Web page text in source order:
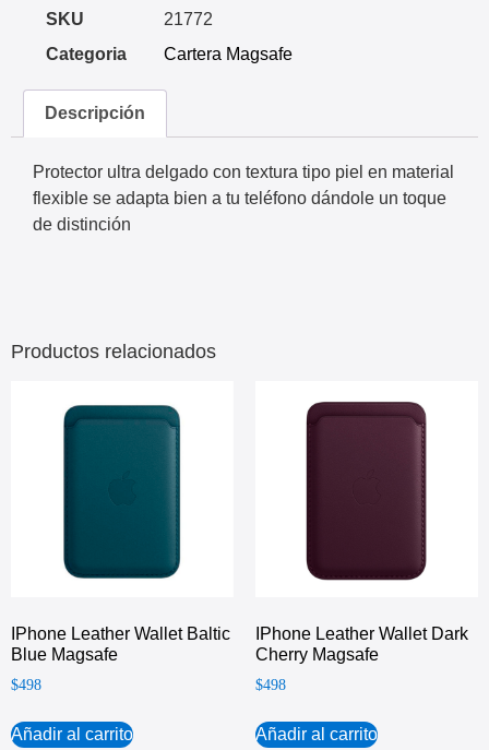
SKU
21772
Categoria
Cartera Magsafe
Descripción
Protector ultra delgado con textura tipo piel en material
flexible se adapta bien a tu teléfono dándole un toque
de distinción
Productos relacionados
IPhone Leather Wallet Baltic
Blue Magsafe
$498
Añadir al carrito
IPhone Leather Wallet Dark
Cherry Magsafe
$498
Añadir al carrito